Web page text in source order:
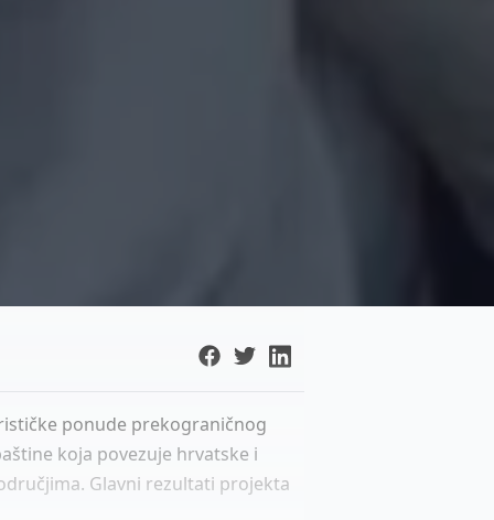
ponude prekograničnog
koja povezuje hrvatske i
Glavni rezultati projekta